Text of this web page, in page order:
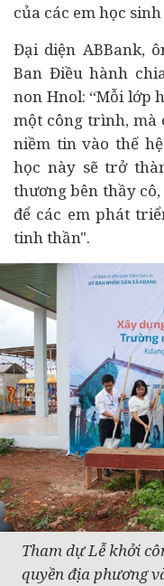
của các em học
Đại diện ABBank,
Ban Điều hành
non Hnol: “Mỗi lớp
một công trình, mà
niềm tin vào thế
học này sẽ trở
thương bên thầy
để các em phát
tinh thần".
Tham dự Lễ khởi
quyền địa phương